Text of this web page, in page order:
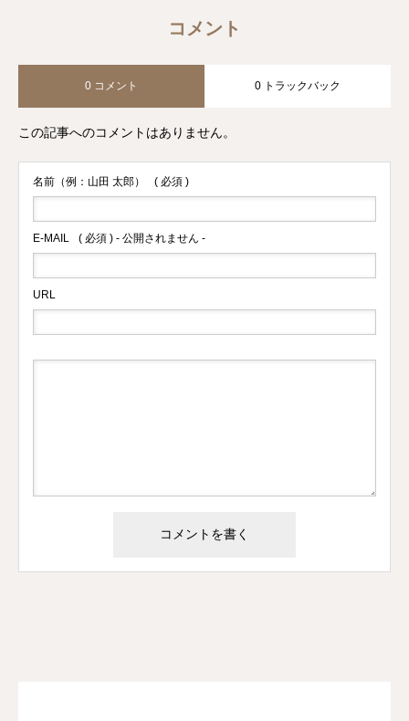
コメント
0 コメント 0 トラックバック
この記事へのコメントはありません。
名前（例：山田 太郎） ( 必須 )
E-MAIL ( 必須 ) - 公開されません -
URL